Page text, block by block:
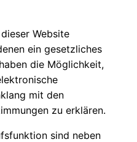
Website
ein gesetzliches
die Möglichkeit,
mit den
zu erklären.
sind neben